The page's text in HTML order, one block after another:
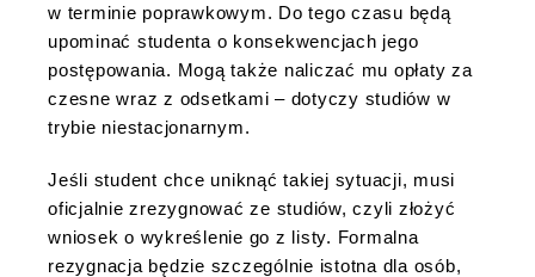
w terminie poprawkowym. Do tego czasu będą
upominać studenta o konsekwencjach jego
postępowania. Mogą także naliczać mu opłaty za
czesne wraz z odsetkami – dotyczy studiów w
trybie niestacjonarnym.
Jeśli student chce uniknąć takiej sytuacji, musi
oficjalnie zrezygnować ze studiów, czyli złożyć
wniosek o wykreślenie go z listy. Formalna
rezygnacja będzie szczególnie istotna dla osób,